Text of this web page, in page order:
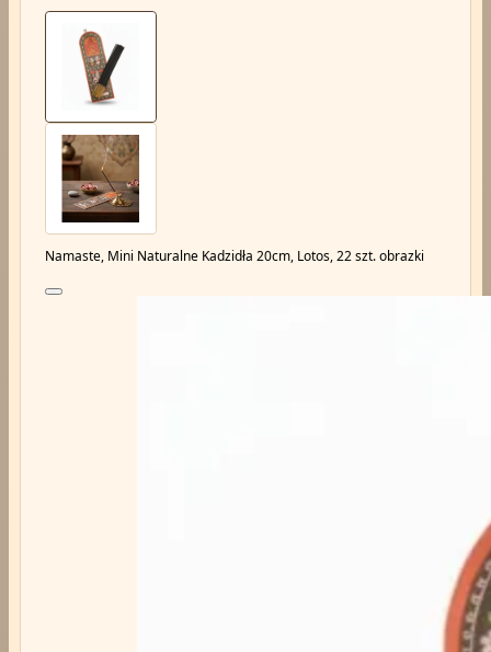
Namaste, Mini Naturalne Kadzidła 20cm, Lotos, 22 szt. obrazki